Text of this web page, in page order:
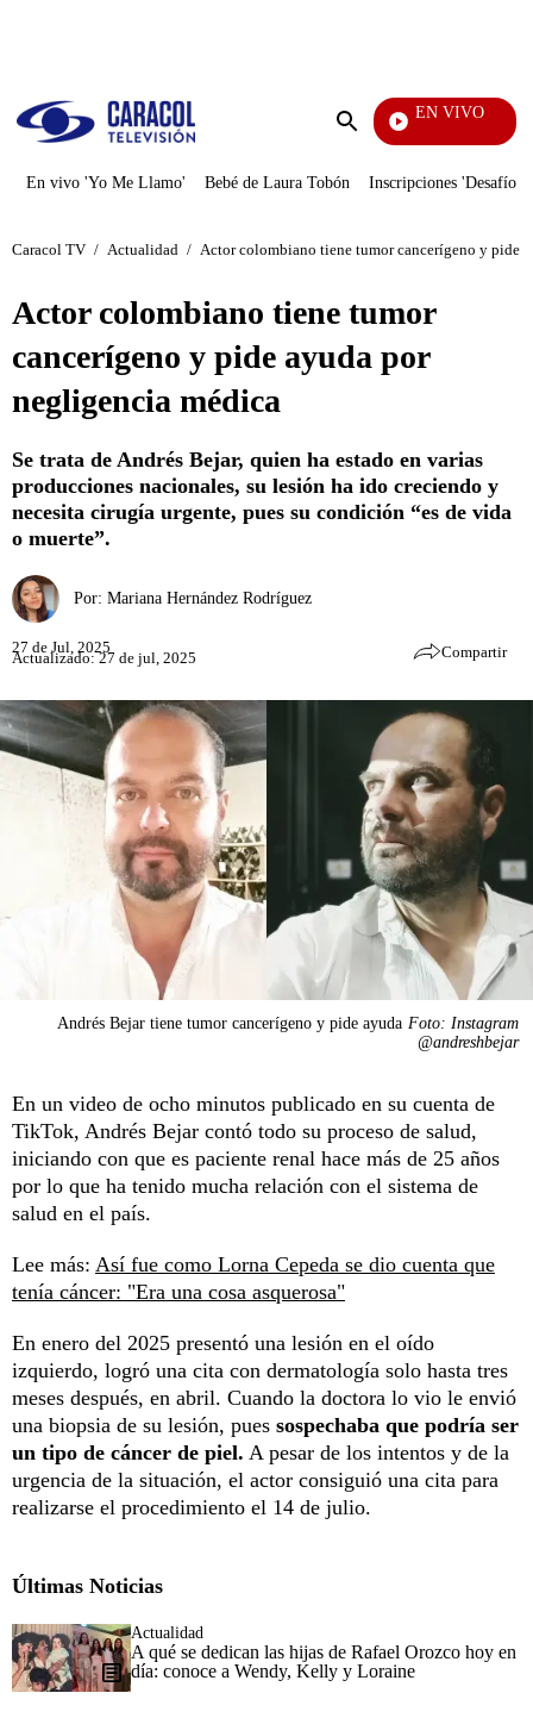
Enviar
EN VIVO
En vivo 'Yo Me Llamo' Bebé de Laura Tobón Inscripciones 'Desafío'
Caracol TV / Actualidad / Actor colombiano tiene tumor cancerígeno y pide
Actor colombiano tiene tumor
cancerígeno y pide ayuda por
negligencia médica
Se trata de Andrés Bejar, quien ha estado en varias
producciones nacionales, su lesión ha ido creciendo y
necesita cirugía urgente, pues su condición “es de vida
o muerte”.
Por: Mariana Hernández Rodríguez
27 de Jul, 2025
Actualizado: 27 de jul, 2025 Compartir
Andrés Bejar tiene tumor cancerígeno y pide ayuda Foto: Instagram
@andreshbejar
En un video de ocho minutos publicado en su cuenta de
TikTok, Andrés Bejar contó todo su proceso de salud,
iniciando con que es paciente renal hace más de 25 años
por lo que ha tenido mucha relación con el sistema de
salud en el país.
Lee más: Así fue como Lorna Cepeda se dio cuenta que
tenía cáncer: "Era una cosa asquerosa"
En enero del 2025 presentó una lesión en el oído
izquierdo, logró una cita con dermatología solo hasta tres
meses después, en abril. Cuando la doctora lo vio le envió
una biopsia de su lesión, pues sospechaba que podría ser
un tipo de cáncer de piel. A pesar de los intentos y de la
urgencia de la situación, el actor consiguió una cita para
realizarse el procedimiento el 14 de julio.
Últimas Noticias
Actualidad
A qué se dedican las hijas de Rafael Orozco hoy en
día: conoce a Wendy, Kelly y Loraine